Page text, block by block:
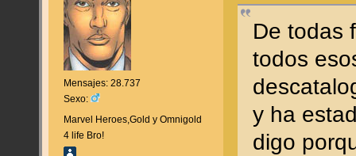
Mensajes: 28.737
Sexo:
Marvel Heroes,Gold y Omnigold
4 life Bro!
De todas
todos
y ha
digo